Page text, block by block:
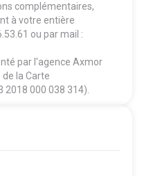
complémentaires,
à votre entière
ou par mail :
par l'agence Axmor
la Carte
2018 000 038 314).